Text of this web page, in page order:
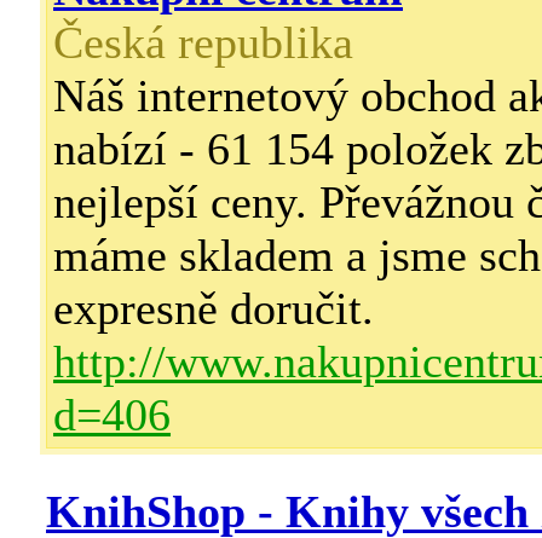
Česká republika
Náš internetový obchod
nabízí - 61 154 položek
nejlepší ceny. Převážnou
máme skladem a jsme
expresně doručit.
http://
d=406
KnihShop - Knihy všech